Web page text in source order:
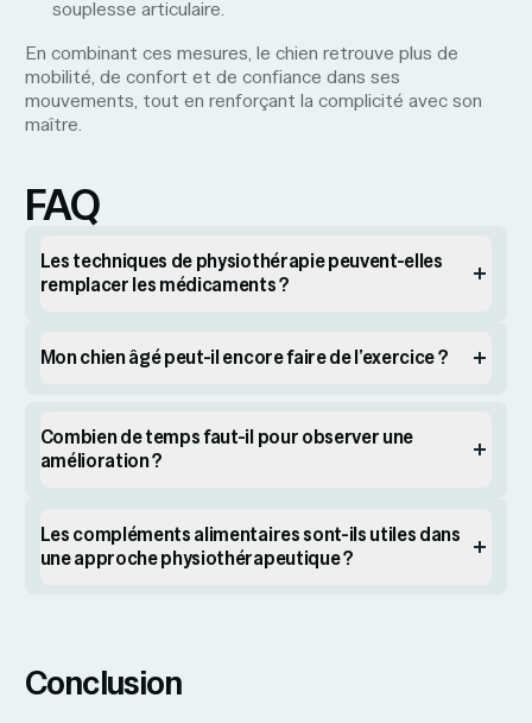
souplesse articulaire.
En combinant ces mesures, le chien retrouve plus de
mobilité, de confort et de confiance dans ses
mouvements, tout en renforçant la complicité avec son
maître.
FAQ
Les techniques de physiothérapie peuvent-elles
remplacer les médicaments ?
Mon chien âgé peut-il encore faire de l’exercice ?
Combien de temps faut-il pour observer une
amélioration ?
Les compléments alimentaires sont-ils utiles dans
une approche physiothérapeutique ?
Conclusion